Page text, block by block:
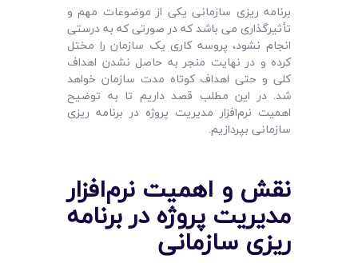
برنامه ریزی سازمانی یکی از موضوعات مهم و
تأثیرگذاری می باشد که در صورتی که به درستی
انجام نشود، پروسه کاری یک سازمان را مختل
کرده و در نهایت منجر به حاصل نشدن اهداف
کلی و حتی اهداف کوتاه مدت سازمان خواهد
شد. در این مطلب قصد داریم تا به توضیح
اهمیت نرم‌افزار مدیریت پروژه در برنامه ریزی
سازمانی بپردازیم.
نقش و اهمیت نرم‌افزار
مدیریت پروژه در برنامه
ریزی سازمانی